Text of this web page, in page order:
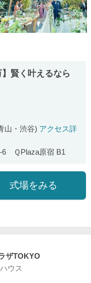
賢く叶えるなら
山・渋谷) アクセス詳
6 ＱPlaza原宿 B1
式場をみる
ザTOKYO
ウス